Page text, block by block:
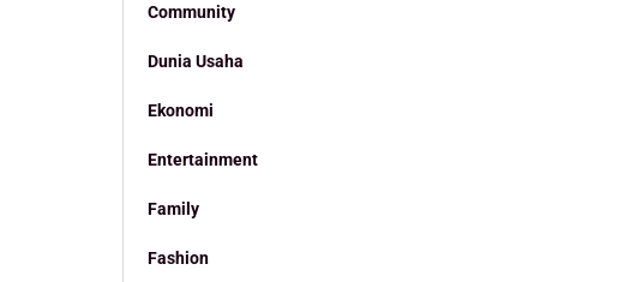
Community
Dunia Usaha
Ekonomi
Entertainment
Family
Fashion